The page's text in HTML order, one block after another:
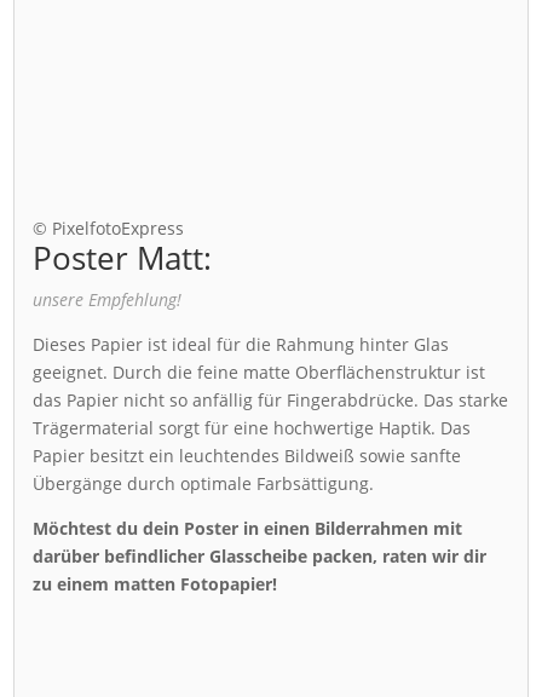
© PixelfotoExpress
Poster Matt:
unsere Empfehlung!
Dieses Papier ist ideal für die Rahmung hinter Glas
geeignet. Durch die feine matte Oberflächenstruktur ist
das Papier nicht so anfällig für Fingerabdrücke. Das starke
Trägermaterial sorgt für eine hochwertige Haptik. Das
Papier besitzt ein leuchtendes Bildweiß sowie sanfte
Übergänge durch optimale Farbsättigung.
Möchtest du dein Poster in einen Bilderrahmen mit
darüber befindlicher Glasscheibe packen, raten wir dir
zu einem matten Fotopapier!